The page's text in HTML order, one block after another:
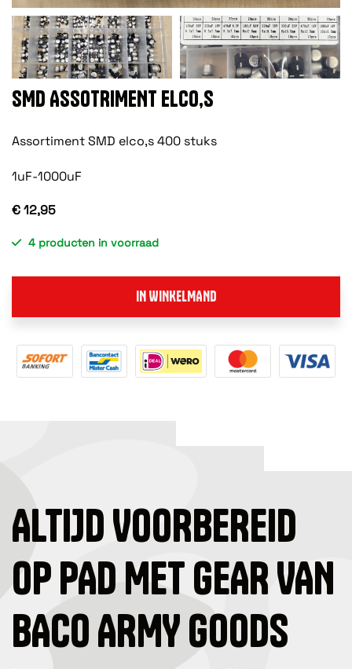
SMD ASSOTRIMENT ELCO,S
Assortiment SMD elco,s 400 stuks
1uF-1000uF
€ 12,95
4 producten in voorraad
IN WINKELMAND
ALTIJD VOORBEREID
OP PAD MET GEAR VAN
BACO ARMY GOODS